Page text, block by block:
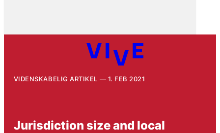
VIDENSKABELIG ARTIKEL 1. FEB 2021
Jurisdiction size and local